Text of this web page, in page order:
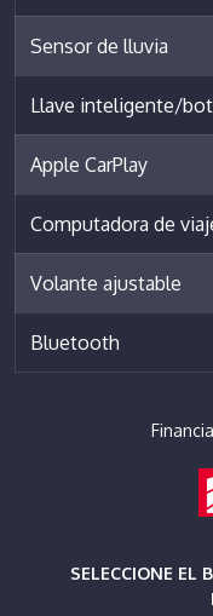
Sensor de lluvia
Llave inteligente/
Apple CarPlay
Computadora de
Volante ajustable
Bluetooth
SELECCIONE EL